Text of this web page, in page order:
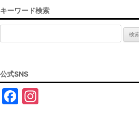
キーワード検索
索:
公式SNS
F